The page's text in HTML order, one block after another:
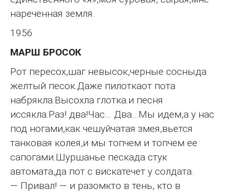
нареченная земля.
1956
МАРШ БРОСОК
Рот пересох,шаг невысок,черные сосныда
желтый песок.Даже пилоткаот пота
набрякла.Высохла глотка.и песня
иссякла.Раз! два!Час… Два…Мы идем,а у нас
под ногами,как чешуйчатая змея,вьется
танковая колея,и мы топчем и топчем ее
сапогами.Шуршанье пескада стук
автомата,да пот с вискатечет у солдата.
— Привал! — и разомкто в тень, кто в